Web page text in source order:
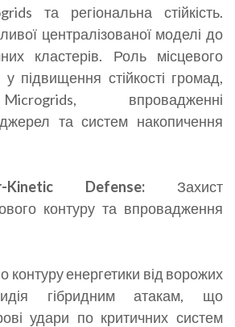
та регіональна стійкість.
централізованої моделі до
кластерів. Роль місцевого
підвищення стійкості громад,
впровадженні
та систем накопичення
Kinetic Defense: Захист
контуру та впровадження
контуру енергетики від ворожих
гібридним атакам, що
удари по критичних систем